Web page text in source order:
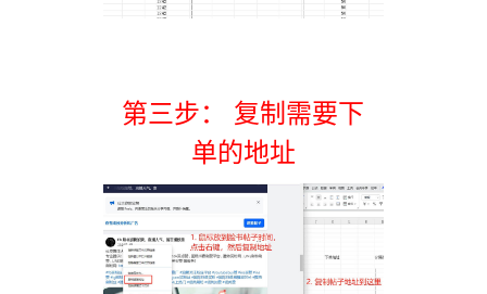
第三步： 复制需要下
单的地址